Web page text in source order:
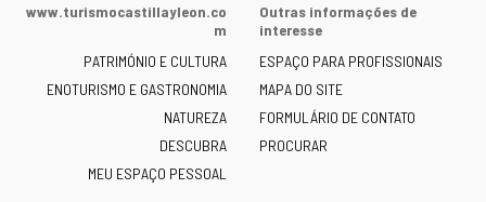
Junta
Castilla
y
León
-
www.turismocastillayleon.co
m
PATRIMÓNIO E CULTURA
ENOTURISMO E GASTRONOMIA
NATUREZA
DESCUBRA
MEU ESPAÇO PESSOAL
Outras informações de
interesse
ESPAÇO PARA PROFISSIONAIS
MAPA DO SITE
FORMULÁRIO DE CONTATO
PROCURAR